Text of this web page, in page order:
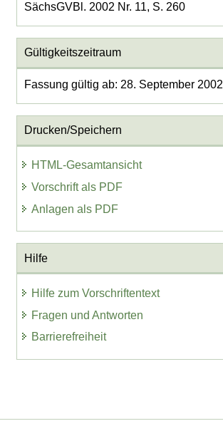
SächsGVBl. 2002 Nr. 11, S. 260
Gültigkeitszeitraum
Fassung gültig ab: 28. September 2002
Drucken/Speichern
HTML-Gesamtansicht
Vorschrift als PDF
Anlagen als PDF
Hilfe
Hilfe zum Vorschriftentext
Fragen und Antworten
Barrierefreiheit